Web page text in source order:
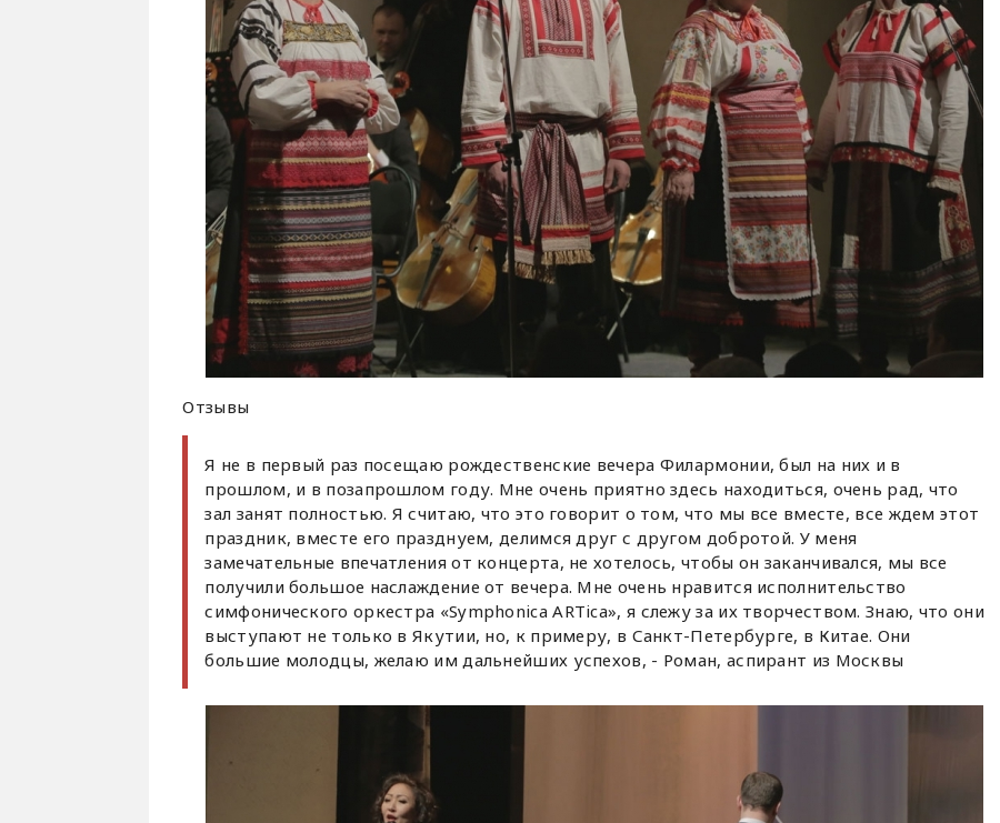
Отзывы
Я не в первый раз посещаю рождественские вечера Филармонии, был на них и в
прошлом, и в позапрошлом году. Мне очень приятно здесь находиться, очень рад, что
зал занят полностью. Я считаю, что это говорит о том, что мы все вместе, все ждем этот
праздник, вместе его празднуем, делимся друг с другом добротой. У меня
замечательные впечатления от концерта, не хотелось, чтобы он заканчивался, мы все
получили большое наслаждение от вечера. Мне очень нравится исполнительство
симфонического оркестра «Symphonica ARTica», я слежу за их творчеством. Знаю, что они
выступают не только в Якутии, но, к примеру, в Санкт-Петербурге, в Китае. Они
большие молодцы, желаю им дальнейших успехов, - Роман, аспирант из Москвы